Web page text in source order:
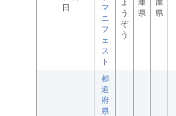
日
マ
ニ
フ
ェ
ス
ト
ょ
う
ぞ
う
庫
県
庫
県
都
道
府
県